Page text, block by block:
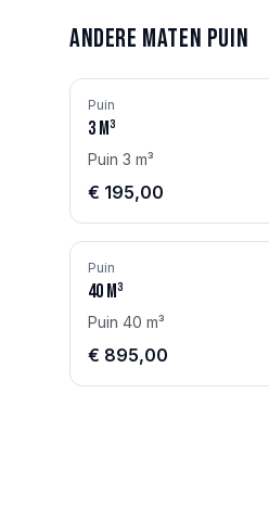
Andere maten Puin
Puin
3m³
Puin 3 m³
€ 195,00
Puin
40m³
Puin 40 m³
€ 895,00